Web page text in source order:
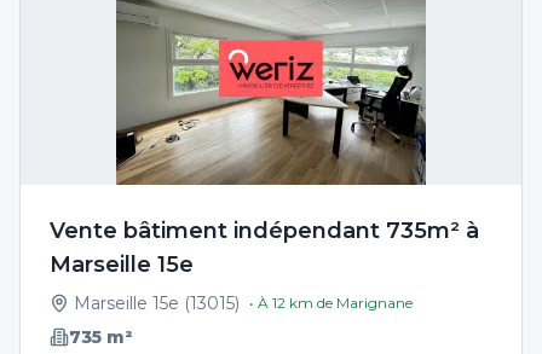
Vente bâtiment indépendant 735m² à
Marseille 15e
Marseille 15e (13015) • À 12 km de Marignane
735 m²